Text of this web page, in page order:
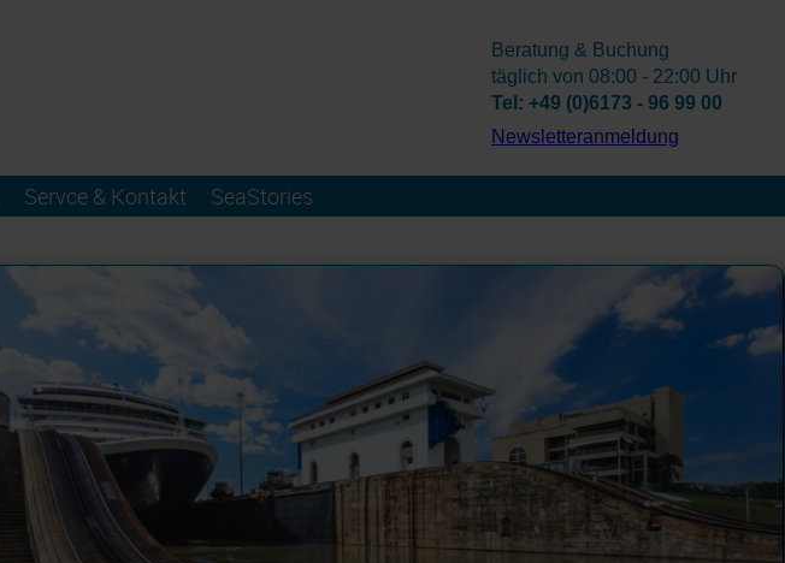
Servce & Kontakt SeaStories
Beratung & Buchung
täglich von 08:00 - 22:00 Uhr
Tel: +49 (0)6173 - 96 99 00
­Newsletteranmeldung